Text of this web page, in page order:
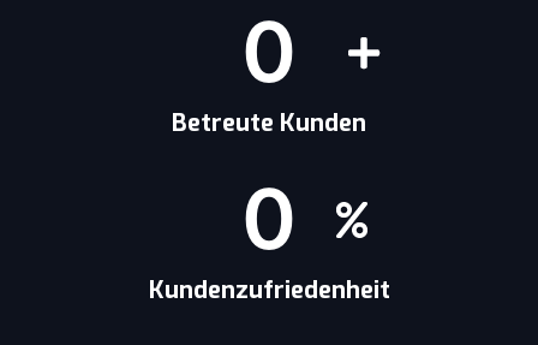
Betreute Kunden
0
Kundenzufriedenheit
0